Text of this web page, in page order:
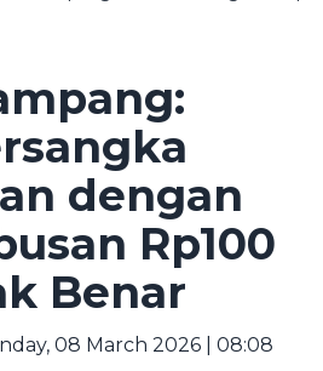
dengan
Rp100
Benar
08 March 2026 | 08:08